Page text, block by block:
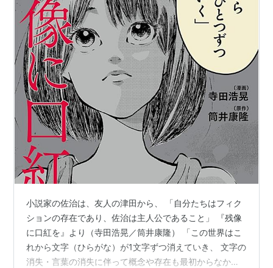
小説家の佐治は、友人の津田から、 「自分たちはフィク
ションの存在であり、佐治は主人公であること」 『残像
に口紅を』より（寺田浩晃／筒井康隆） 「この世界はこ
れから文字（ひらがな）が1文字ずつ消えていき、 文字の
消失・言葉の消失に伴って概念や存在も最初からなかっ